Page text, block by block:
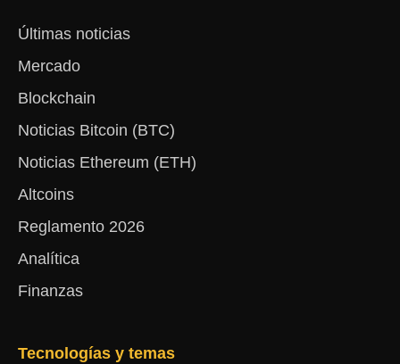
Últimas noticias
Mercado
Blockchain
Noticias Bitcoin (BTC)
Noticias Ethereum (ETH)
Altcoins
Reglamento 2026
Analítica
Finanzas
Tecnologías y temas